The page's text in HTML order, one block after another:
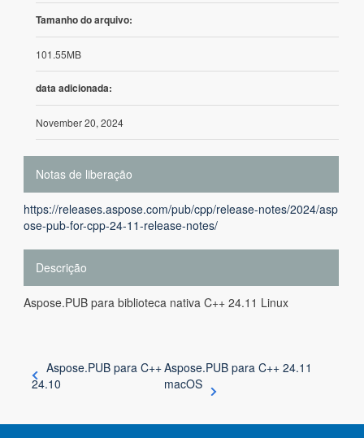
Tamanho do arquivo:
101.55MB
data adicionada:
November 20, 2024
Notas de liberação
https://releases.aspose.com/pub/cpp/release-notes/2024/asp
ose-pub-for-cpp-24-11-release-notes/
Descrição
Aspose.PUB para biblioteca nativa C++ 24.11 Linux
Aspose.PUB para C++
24.10
Aspose.PUB para C++ 24.11
macOS